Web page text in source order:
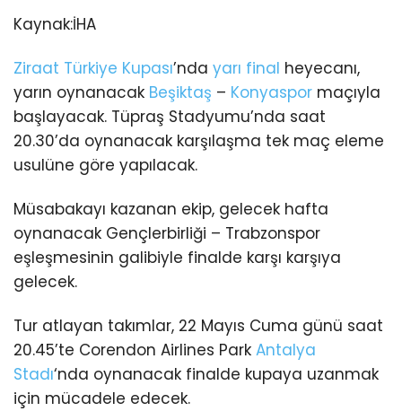
Kaynak:İHA
Ziraat Türkiye Kupası’nda yarı final heyecanı,
yarın oynanacak Beşiktaş – Konyaspor maçıyla
başlayacak. Tüpraş Stadyumu’nda saat
20.30’da oynanacak karşılaşma tek maç eleme
usulüne göre yapılacak.
Müsabakayı kazanan ekip, gelecek hafta
oynanacak Gençlerbirliği – Trabzonspor
eşleşmesinin galibiyle finalde karşı karşıya
gelecek.
Tur atlayan takımlar, 22 Mayıs Cuma günü saat
20.45’te Corendon Airlines Park Antalya
Stadı‘nda oynanacak finalde kupaya uzanmak
için mücadele edecek.